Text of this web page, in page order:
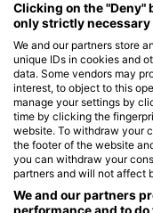
Bubbles Dive Centre
Bubbles in Gozo Limited, 17
Forn, MFN 1303
МАЛЬТА
Diveshack
20 Qui Si Sana
SLM 311 Sliema,
Clicking on the
only strictly necessary
We and our partners store
unique IDs in cookies and
data. Some vendors may
interest, to object to this
manage your settings by
time by clicking the
website. To withdraw your
the footer of the website
you can withdraw your
partners and will not affect
We and our partners